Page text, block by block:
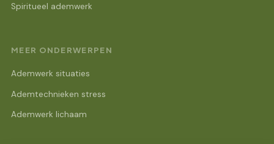
Spiritueel ademwerk
MEER ONDERWERPEN
Ademwerk situaties
Ademtechnieken stress
Ademwerk lichaam